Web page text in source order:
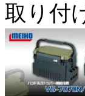
取り付